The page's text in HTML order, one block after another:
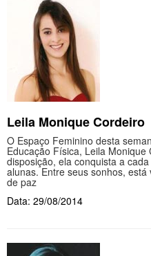
Leila Monique Cordeiro
O Espaço Feminino desta
Educação Física, Leila
disposição, ela conquista a
alunas. Entre seus sonhos,
de paz
Data: 29/08/2014